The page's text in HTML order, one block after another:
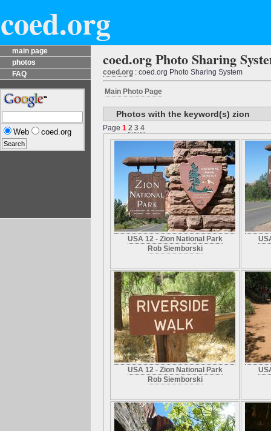
coed.org
main page
photos
FAQ
Web coed.org
coed.org Photo Sharing
coed.org : coed.org Photo Sharing System
Main Photo Page
Photos with the keyword(s) zion
Page 1 2 3 4
USA 12 - Zion National Park
Rob Siemborski
USA 12 - Zion National Park
Rob Siemborski